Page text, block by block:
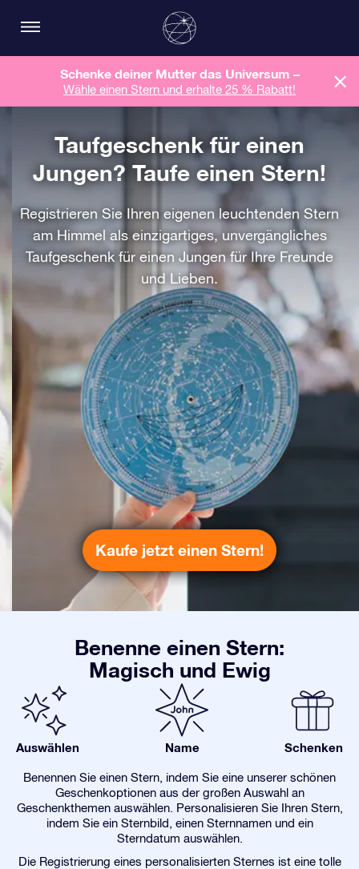
Schenke deiner Mutter das Universum –
Wähle einen Stern und erhalte 25 % Rabatt!
Taufgeschenk für einen
Jungen? Taufe einen Stern!
Registrieren Sie Ihren eigenen leuchtenden Stern
am Himmel als einzigartiges, unvergängliches
Taufgeschenk für einen Jungen für Ihre Freunde
und Lieben.
Kaufe jetzt einen Stern!
Benenne einen Stern:
Magisch und Ewig
Auswählen Name Schenken
Benennen Sie einen Stern, indem Sie eine unserer schönen
Geschenkoptionen aus der großen Auswahl an
Geschenkthemen auswählen. Personalisieren Sie Ihren Stern,
indem Sie ein Sternbild, einen Sternnamen und ein
Sterndatum auswählen.
Die Registrierung eines personalisierten Sternes ist eine tolle